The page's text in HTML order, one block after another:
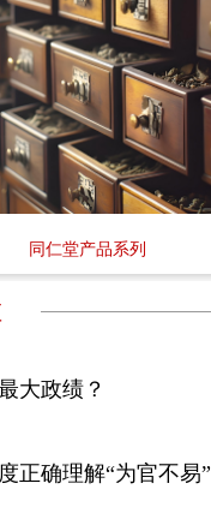
同仁堂产品系列
大政绩？
正确理解“为官不易”